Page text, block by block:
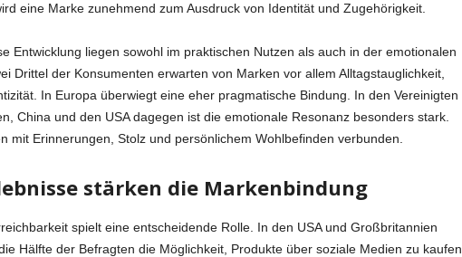
eine Marke zunehmend zum Ausdruck von Identität und Zugehörigkeit.
Entwicklung liegen sowohl im praktischen Nutzen als auch in der emotionalen
Drittel der Konsumenten erwarten von Marken vor allem Alltagstauglichkeit,
In Europa überwiegt eine eher pragmatische Bindung. In den Vereinigten
China und den USA dagegen ist die emotionale Resonanz besonders stark.
mit Erinnerungen, Stolz und persönlichem Wohlbefinden verbunden.
stärken die Markenbindung
spielt eine entscheidende Rolle. In den USA und Großbritannien
Hälfte der Befragten die Möglichkeit, Produkte über soziale Medien zu kaufen.